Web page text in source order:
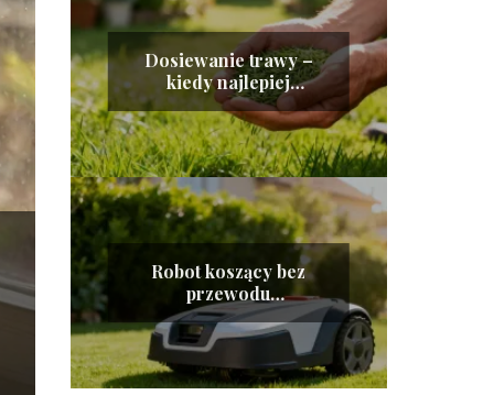
Dosiewanie trawy –
kiedy najlepiej
wykonywać ten zabieg?
Robot koszący bez
przewodu
ograniczającego – jak
działa?